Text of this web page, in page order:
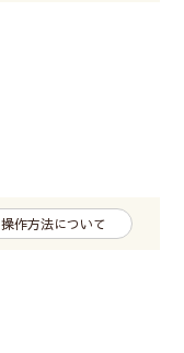
操作方法について